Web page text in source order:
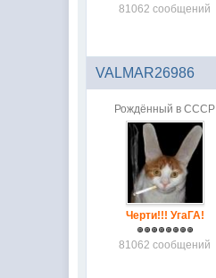
81062 сообщений
VALMAR26986
Рождённый в СССР
Черти!!! УгаГА!
81062 сообщений